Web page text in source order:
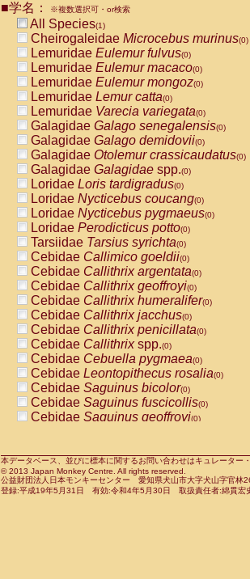
CebidaeCebus nigrivittatus
CebidaeCebus
CebidaeSaimiri boliviensis(0)
CebidaeSaimiri sciureus(0)
AtelidaeAlouatta caraya(0)
AtelidaeAlouatta fusca(0)
AtelidaeAlouatta seniculus
AtelidaeAlouattaspp.(0)
AtelidaeAteles belzebuth(0)
AtelidaeAteles geoffroyi(0)
AtelidaeAteles paniscus(0)
AtelidaeAtelesspp.(0)
Atelidae Lagothrix lagothricha
AtelidaeLagothrix lagothricha cana
PitheciidaeCacajao calvus
PitheciidaeCallicebus cupreus
PitheciidaeCallicebus donacophilus
PitheciidaeCallicebus moloch
PitheciidaeCallicebus torquatus
PitheciidaeCallicebusspp.(0)
PitheciidaeChiropotes satanas(0)
PitheciidaePithecia monachus
PitheciidaePithecia pithecia(0)
CercopithecidaeCercocebus agilis
CercopithecidaeCercocebus
CercopithecidaeCercocebus
CercopithecidaeCercocebus
CercopithecidaeCercocebus
CercopithecidaeCercocebushybrid
CercopithecidaePapio anubis(0)
CercopithecidaePapio cynocephalus
CercopithecidaePapio hamadryas(0)
■学名： ※複数選択可・or検索
All Species(1)
Cheirogaleidae Microcebus murinus(0)
Lemuridae Eulemur fulvus(0)
Lemuridae Eulemur macaco(0)
Lemuridae Eulemur mongoz(0)
Lemuridae Lemur catta(0)
Lemuridae Varecia variegata(0)
Galagidae Galago senegalensis(0)
Galagidae Galago demidovii(0)
Galagidae Otolemur crassicaudatus(0)
Galagidae Galagidae spp.(0)
Loridae Loris tardigradus(0)
Loridae Nycticebus coucang(0)
Loridae Nycticebus pygmaeus(0)
Loridae Perodicticus potto(0)
Tarsiidae Tarsius syrichta(0)
Cebidae Callimico goeldii(0)
Cebidae Callithrix argentata(0)
Cebidae Callithrix geoffroyi(0)
Cebidae Callithrix humeralifer(0)
Cebidae Callithrix jacchus(0)
Cebidae Callithrix penicillata(0)
Cebidae Callithrixspp.(0)
Cebidae Cebuella pygmaea(0)
Cebidae Leontopithecus rosalia(0)
Cebidae Saguinus bicolor(0)
Cebidae Saguinus fuscicollis(0)
Cebidae Saguinus geoffroyi(0)
CebidaeSaguinus leucopus(0)
CebidaeSaguinus midas(0)
Cebidae Saguinus mystax(0)
本データベース、並びに標本に関するお問い合わせはキュレータ
© 2013 Japan Monkey Centre. All rights reserved.
公益財団法人日本モンキーセンター 愛知県犬山市大字犬山字官
登録:平成19年5月31日 有効:令和4年5月30日 取扱責任者:綿貫宏